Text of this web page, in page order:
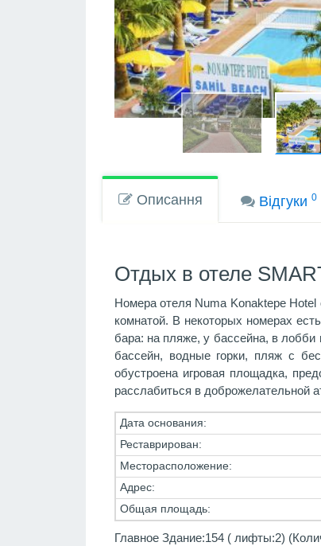
Описання Вiдгуки0
Отдых в отеле
Номера отеля Numa Konaktepe
комнатой. В некоторых номерах
бара: на пляже, у бассейна, в лобби
бассейн, водные горки, пляж с
обустроена игровая площадка,
расслабиться в доброжелательной
Дата основания:
Реставрирован:
Месторасположение:
Адрес:
Общая площадь:
Главное Здание:154 ( лифты:2)